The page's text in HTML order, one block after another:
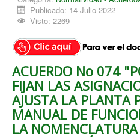
Publicado: 14 Julio 2022
Visto: 2269
ACUERDO No 074
FIJAN LAS
AJUSTA LA PLANTA
MANUAL DE
LA